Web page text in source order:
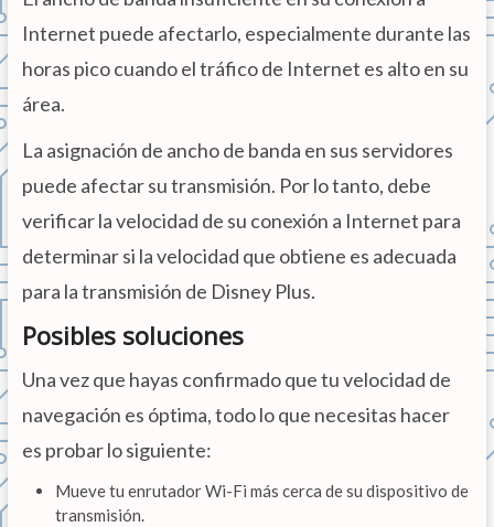
Internet puede afectarlo, especialmente durante las
horas pico cuando el tráfico de Internet es alto en su
área.
La asignación de ancho de banda en sus servidores
puede afectar su transmisión. Por lo tanto, debe
verificar la velocidad de su conexión a Internet para
determinar si la velocidad que obtiene es adecuada
para la transmisión de Disney Plus.
Posibles soluciones
Una vez que hayas confirmado que tu velocidad de
navegación es óptima, todo lo que necesitas hacer
es probar lo siguiente:
Mueve tu enrutador Wi-Fi más cerca de su dispositivo de
transmisión.